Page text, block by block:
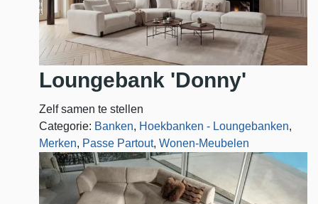
Loungebank 'Donny'
Zelf samen te stellen
Categorie: Banken, Hoekbanken - Loungebanken,
Merken, Passe Partout, Wonen-Meubelen